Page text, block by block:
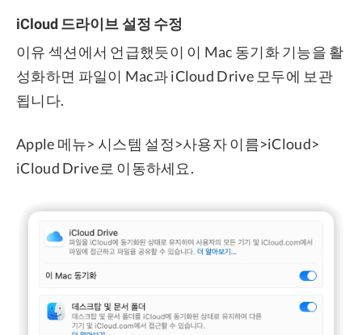
iCloud 드라이브 설정 수정
이유 섹션에서 언급했듯이 이 Mac 동기화 기능을 활
성화하면 파일이 Mac과 iCloud Drive 모두에 보관
됩니다.
Apple 메뉴> 시스템 설정>사용자 이름>iCloud>
iCloud Drive로 이동하세요.